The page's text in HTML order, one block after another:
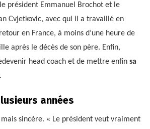
président Emmanuel Brochot et le
Cvjetkovic, avec qui il a travaillé en
en France, à moins d’une heure de
après le décès de son père. Enfin,
head coach et de mettre enfin sa
années
mais sincère. « Le président veut vraiment